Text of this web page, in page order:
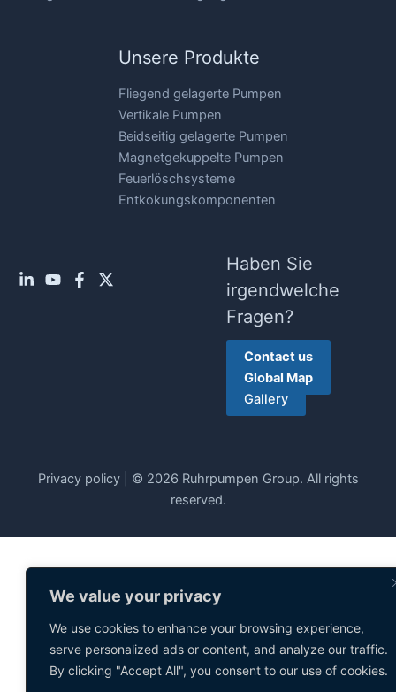
We value your privacy
We use cookies to enhance your browsing experience,
serve personalized ads or content, and analyze our traffic.
By clicking "Accept All", you consent to our use of cookies.
Unsere Produkte
Fliegend gelagerte Pumpen
Vertikale Pumpen
Beidseitig gelagerte Pumpen
Magnetgekuppelte Pumpen
Feuerlöschsysteme
Entkokungskomponenten
Haben Sie
irgendwelche
Fragen?
Contact us
Global Map
Gallery
Privacy policy| © 2026 Ruhrpumpen Group. All rights
reserved.